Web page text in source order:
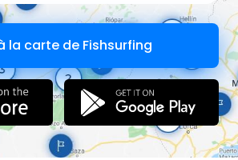
la carte de Fishsurfing